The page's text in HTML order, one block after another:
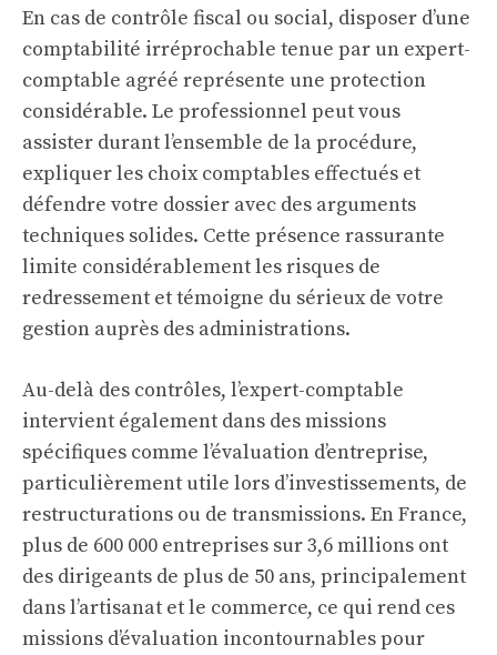
En cas de contrôle fiscal ou social, disposer d’une
comptabilité irréprochable tenue par un expert-
comptable agréé représente une protection
considérable. Le professionnel peut vous
assister durant l’ensemble de la procédure,
expliquer les choix comptables effectués et
défendre votre dossier avec des arguments
techniques solides. Cette présence rassurante
limite considérablement les risques de
redressement et témoigne du sérieux de votre
gestion auprès des administrations.
Au-delà des contrôles, l’expert-comptable
intervient également dans des missions
spécifiques comme l’évaluation d’entreprise,
particulièrement utile lors d’investissements, de
restructurations ou de transmissions. En France,
plus de 600 000 entreprises sur 3,6 millions ont
des dirigeants de plus de 50 ans, principalement
dans l’artisanat et le commerce, ce qui rend ces
missions d’évaluation incontournables pour